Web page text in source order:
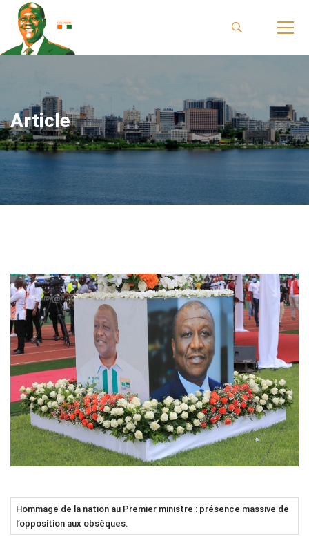
Article
Hommage de la nation au Premier ministre : présence massive de
l’opposition aux obsèques.